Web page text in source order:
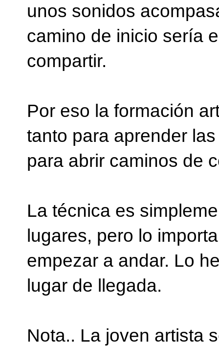
unos sonidos
camino de inicio sería
compartir.
Por eso la formación
tanto para aprender
para abrir caminos de
La técnica es
lugares, pero lo
empezar a andar. Lo
lugar de llegada.
Nota.. La joven artista